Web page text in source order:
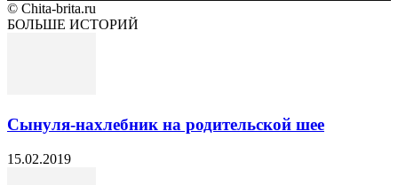
© Chita-brita.ru
БОЛЬШЕ ИСТОРИЙ
Сынуля-нахлебник на родительской шее
15.02.2019